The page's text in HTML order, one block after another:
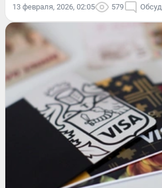
13 февраля, 2026, 02:05 579